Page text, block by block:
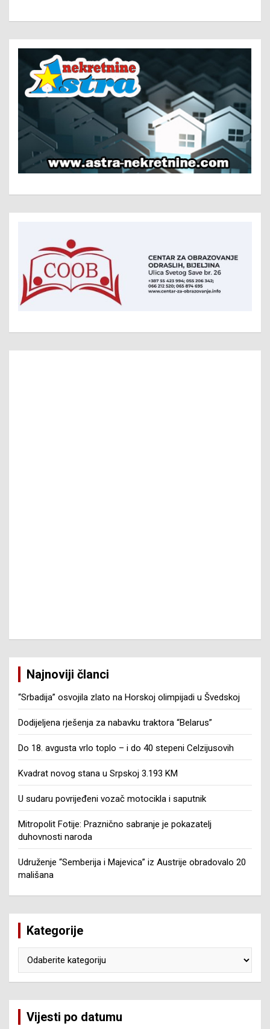
Najnoviji članci
“Srbadija” osvojila zlato na Horskoj olimpijadi u Švedskoj
Dodijeljena rješenja za nabavku traktora “Belarus”
Do 18. avgusta vrlo toplo – i do 40 stepeni Celzijusovih
Kvadrat novog stana u Srpskoj 3.193 KM
U sudaru povrijeđeni vozač motocikla i saputnik
Mitropolit Fotije: Praznično sabranje je pokazatelj
duhovnosti naroda
Udruženje “Semberija i Majevica” iz Austrije obradovalo 20
mališana
Kategorije
Vijesti po datumu